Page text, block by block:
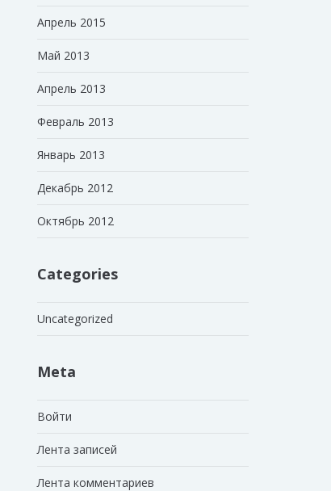
Апрель 2015
Май 2013
Апрель 2013
Февраль 2013
Январь 2013
Декабрь 2012
Октябрь 2012
Categories
Uncategorized
Meta
Войти
Лента записей
Лента комментариев